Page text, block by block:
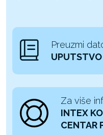
Preuzmi
Za više
INTEX
CENTAR